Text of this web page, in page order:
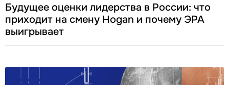
Будущее оценки лидерства в России: что
приходит на смену Hogan и почему ЭРА
выигрывает